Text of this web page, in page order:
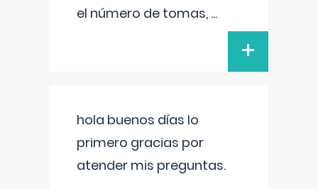
el número de tomas, ...
+
hola buenos días lo
primero gracias por
atender mis preguntas.